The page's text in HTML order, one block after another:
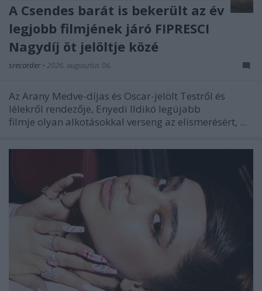
A Csendes barát is bekerült az év
legjobb filmjének járó FIPRESCI
Nagydíj öt jelöltje közé
srecorder • 2026. augusztus 06.
Az Arany Medve-díjas és Oscar-jelölt Testről és
lélekről rendezője, Enyedi Ildikó legújabb
filmje olyan alkotásokkal verseng az elismerésért, ...